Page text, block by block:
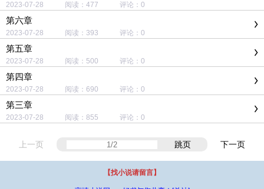
2023-07-28 阅读：477 评论：0
第六章
2023-07-28 阅读：393 评论：0
第五章
2023-07-28 阅读：500 评论：0
第四章
2023-07-28 阅读：690 评论：0
第三章
2023-07-28 阅读：855 评论：0
上一页 跳页 下一页
【找小说请留言】